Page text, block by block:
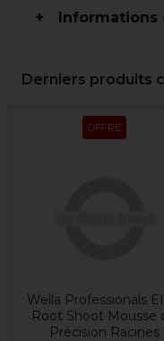
Informations
Derniers produits
OFFRE
Wella Professionals
Root Shoot Mousse
Précision Racines